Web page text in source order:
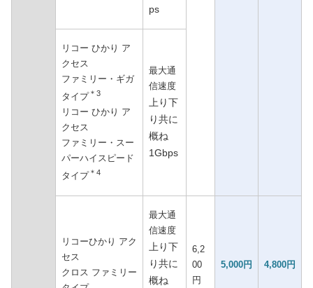
ps
リコー ひかり ア
クセス
ファミリー・ギガ
タイプ＊3
リコー ひかり ア
クセス
ファミリー・スー
パーハイスピード
タイプ＊4
最大通
信速度
上り下
り共に
概ね
1Gbps
リコーひかり アク
セス
クロス ファミリー
最大通
信速度
上り下
り共に
概ね
6,2
00
円
5,000円 4,800円